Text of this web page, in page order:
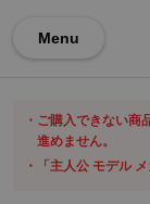
Menu
ご購入できない商
進めません。
「主人公 モデル